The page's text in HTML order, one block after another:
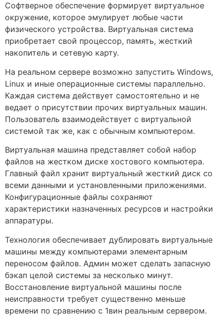
Софтверное обеспечение формирует виртуальное
окружение, которое эмулирует любые части
физического устройства. Виртуальная система
приобретает свой процессор, память, жесткий
накопитель и сетевую карту.
На реальном сервере возможно запустить Windows,
Linux и иные операционные системы параллельно.
Каждая система действует самостоятельно и не
ведает о присутствии прочих виртуальных машин.
Пользователь взаимодействует с виртуальной
системой так же, как с обычным компьютером.
Виртуальная машина представляет собой набор
файлов на жестком диске хостового компьютера.
Главный файл хранит виртуальный жесткий диск со
всеми данными и установленными приложениями.
Конфигурационные файлы сохраняют
характеристики назначенных ресурсов и настройки
аппаратуры.
Технология обеспечивает дублировать виртуальные
машины между компьютерами элементарным
переносом файлов. Админ может сделать запасную
бэкап целой системы за несколько минут.
Восстановление виртуальной машины после
неисправности требует существенно меньше
времени по сравнению с 1вин реальным сервером.